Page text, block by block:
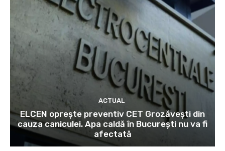
ACTUAL
ELCEN oprește preventiv CET Grozăvești din
cauza caniculei. Apa caldă în București nu va fi
afectată